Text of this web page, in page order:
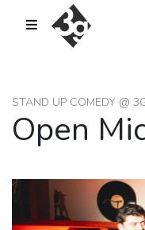
sold-out-button {{acf:sold_out}}
STAND UP COMEDY @
Open